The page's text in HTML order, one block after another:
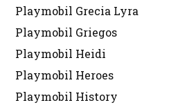
Playmobil Grecia Lyra
Playmobil Griegos
Playmobil Heidi
Playmobil Heroes
Playmobil History